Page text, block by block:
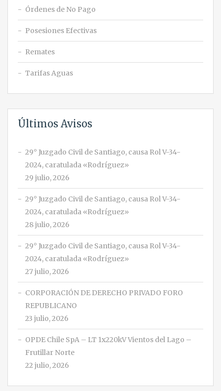
Órdenes de No Pago
Posesiones Efectivas
Remates
Tarifas Aguas
Últimos Avisos
29° Juzgado Civil de Santiago, causa Rol V-34-
2024, caratulada «Rodríguez»
29 julio, 2026
29° Juzgado Civil de Santiago, causa Rol V-34-
2024, caratulada «Rodríguez»
28 julio, 2026
29° Juzgado Civil de Santiago, causa Rol V-34-
2024, caratulada «Rodríguez»
27 julio, 2026
CORPORACIÓN DE DERECHO PRIVADO FORO
REPUBLICANO
23 julio, 2026
OPDE Chile SpA – LT 1x220kV Vientos del Lago –
Frutillar Norte
22 julio, 2026